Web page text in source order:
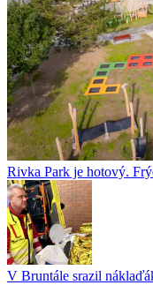
Rivka Park je hotový.
V Bruntále srazil